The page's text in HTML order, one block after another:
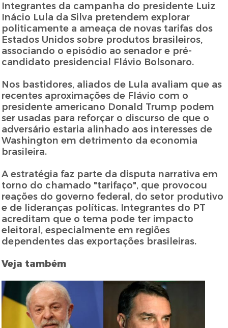
Integrantes da campanha do presidente Luiz
Inácio Lula da Silva pretendem explorar
politicamente a ameaça de novas tarifas dos
Estados Unidos sobre produtos brasileiros,
associando o episódio ao senador e pré-
candidato presidencial Flávio Bolsonaro.
Nos bastidores, aliados de Lula avaliam que as
recentes aproximações de Flávio com o
presidente americano Donald Trump podem
ser usadas para reforçar o discurso de que o
adversário estaria alinhado aos interesses de
Washington em detrimento da economia
brasileira.
A estratégia faz parte da disputa narrativa em
torno do chamado "tarifaço", que provocou
reações do governo federal, do setor produtivo
e de lideranças políticas. Integrantes do PT
acreditam que o tema pode ter impacto
eleitoral, especialmente em regiões
dependentes das exportações brasileiras.
Veja também